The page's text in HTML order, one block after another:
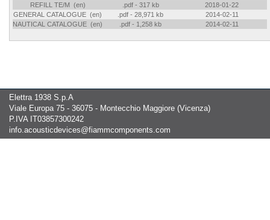
REFILL TE/M (en) .pdf - 317 kb
2018-01-22
GENERAL CATALOGUE (en)
.pdf - 28,971 kb
2014-02-11
NAUTICAL CATALOGUE (en)
.pdf - 1,258 kb 2014-02-11
Elettra 1938 S.p.A
Viale Europa 75 - 36075 - Montecchio Maggiore (Vicenza)
P.IVA IT03857300242
info.acousticdevices@fiammcomponents.com